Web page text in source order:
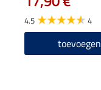
4.5 4
toevoegen